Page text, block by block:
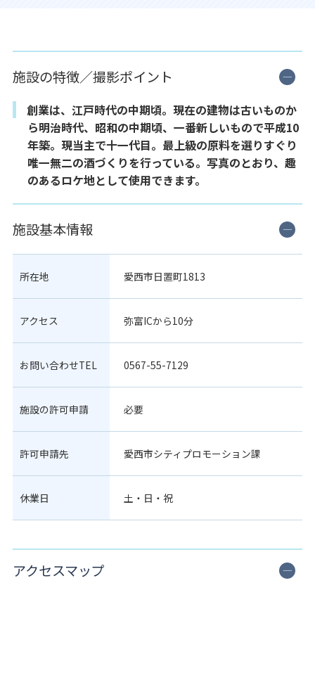
施設の特徴／撮影ポイント
創業は、江戸時代の中期頃。現在の建物は古いものか
ら明治時代、昭和の中期頃、一番新しいもので平成10
年築。現当主で十一代目。最上級の原料を選りすぐり
唯一無二の酒づくりを行っている。写真のとおり、趣
のあるロケ地として使用できます。
施設基本情報
所在地 愛西市日置町1813
アクセス 弥富ICから10分
お問い合わせTEL 0567-55-7129
施設の許可申請 必要
許可申請先 愛西市シティプロモーション課
休業日 土・日・祝
アクセスマップ